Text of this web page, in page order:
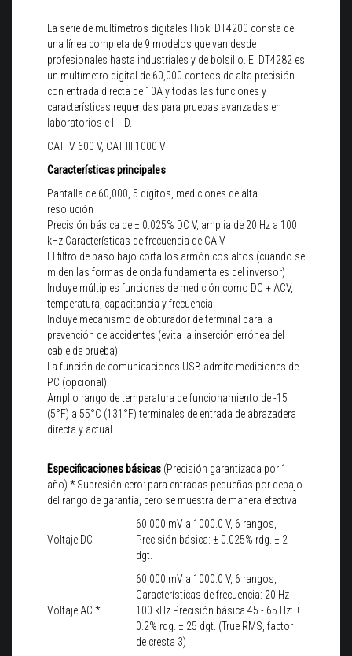
La serie de multímetros digitales Hioki DT4200 consta de
una línea completa de 9 modelos que van desde
profesionales hasta industriales y de bolsillo. El DT4282 es
un multímetro digital de 60,000 conteos de alta precisión
con entrada directa de 10A y todas las funciones y
características requeridas para pruebas avanzadas en
laboratorios e I + D.
CAT IV 600 V, CAT III 1000 V
Características principales
Pantalla de 60,000, 5 dígitos, mediciones de alta
resolución
Precisión básica de ± 0.025% DC V, amplia de 20 Hz a 100
kHz Características de frecuencia de CA V
El filtro de paso bajo corta los armónicos altos (cuando se
miden las formas de onda fundamentales del inversor)
Incluye múltiples funciones de medición como DC + ACV,
temperatura, capacitancia y frecuencia
Incluye mecanismo de obturador de terminal para la
prevención de accidentes (evita la inserción errónea del
cable de prueba)
La función de comunicaciones USB admite mediciones de
PC (opcional)
Amplio rango de temperatura de funcionamiento de -15
(5°F) a 55°C (131°F) terminales de entrada de abrazadera
directa y actual
Especificaciones básicas (Precisión garantizada por 1
año) * Supresión cero: para entradas pequeñas por debajo
del rango de garantía, cero se muestra de manera efectiva
Voltaje DC
60,000 mV a 1000.0 V, 6 rangos,
Precisión básica: ± 0.025% rdg. ± 2
dgt.
Voltaje AC *
60,000 mV a 1000.0 V, 6 rangos,
Características de frecuencia: 20 Hz -
100 kHz Precisión básica 45 - 65 Hz: ±
0.2% rdg. ± 25 dgt. (True RMS, factor
de cresta 3)